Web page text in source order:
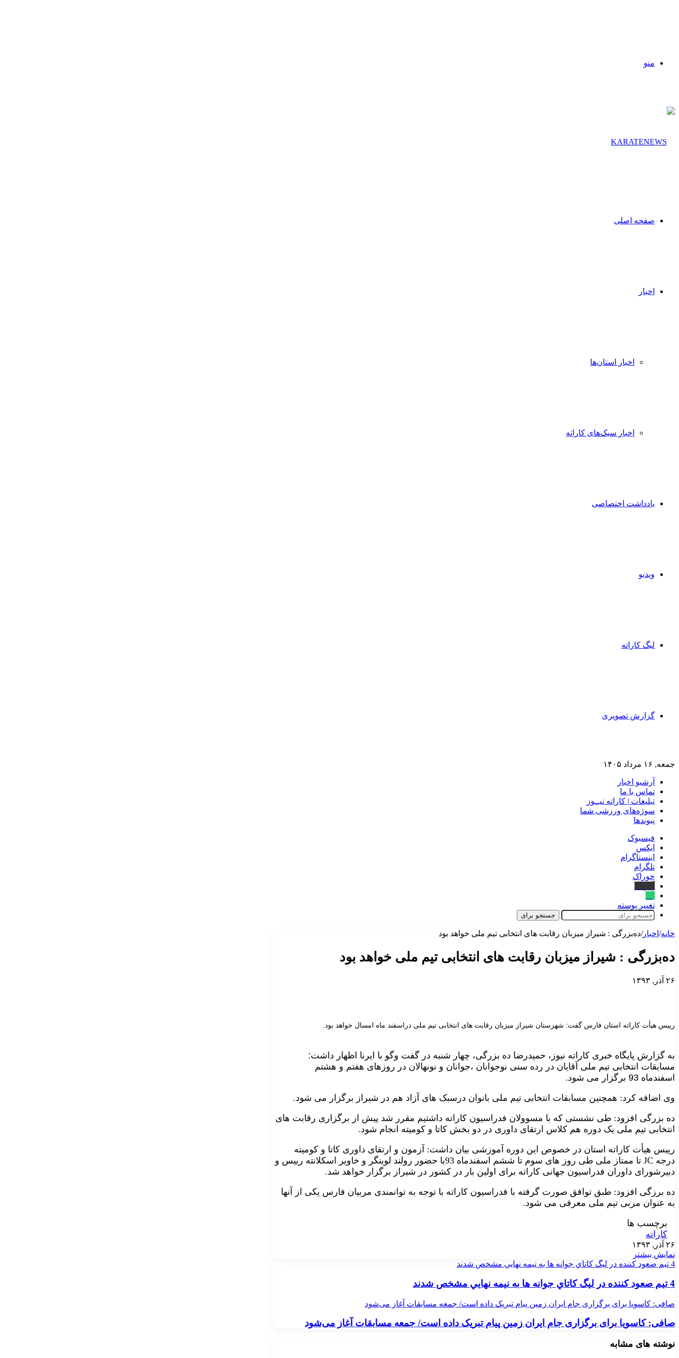
منو
صفحه اصلی
اخبار
اخبار استان‌ها
اخبار سبک‌های کاراته
یادداشت اختصاصی
ویدیو
لیگ کاراته
گزارش تصویری
جمعه, ۱۶ مرداد ۱۴۰۵
آرشیو اخبار
تماس‌ با‌ ما
تبلیغات | کاراته نیــوز
سوژه‌های ورزشی شما
پیوندها
فیسبوک
ایکس
اینستاگرام
تلگرام
خوراک
تغییر پوسته
جستجو برای
خانه/ اخبار/ده‌بزرگی : شیراز میزبان رقابت های انتخابی تیم ملی خواهد بود
ده‌بزرگی : شیراز میزبان رقابت های انتخابی تیم ملی خواهد بود
۲۶ آذر, ۱۳۹۳
رییس هیأت کاراته استان فارس گفت: شهرستان شیراز میزبان رقابت های انتخابی تیم ملی دراسفند ماه امسال خواهد بود.
به گزارش پایگاه خبری کاراته نیوز، حمیدرضا ده بزرگی، چهار شنبه در گفت وگو با ایرنا اظهار داشت:
مسابقات انتخابی تیم ملی آقایان در رده سنی نوجوانان ،جوانان و نونهالان در روزهای هفتم و هشتم
اسفندماه 93 برگزار می شود.
وی اضافه کرد: همچنین مسابقات انتخابی تیم ملی بانوان درسبک های آزاد هم در شیراز برگزار می شود.
ده بزرگی افزود: طی نشستی که با مسوولان فدراسیون کاراته داشتیم مقرر شد پیش از برگزاری رقابت های
انتخابی تیم ملی یک دوره هم کلاس ارتقای داوری در دو بخش کاتا و کومیته انجام شود.
رییس هیأت کاراته استان در خصوص این دوره آموزشی بیان داشت: آزمون و ارتقای داوری کاتا و کومیته
درجه JC
تا ممتاز ملی طی روز های سوم تا ششم اسفندماه 93با حضور رولند لوینگر و خاویر اسکلانته رییس و
دبیرشورای داوران فدراسیون جهانی کاراته برای اولین بار در کشور در شیراز برگزار خواهد شد.
ده برزگی افزود: طبق توافق صورت گرفته با فدراسیون کاراته با توجه به توانمندی مربیان فارس یکی از آنها
به عنوان مربی تیم ملی معرفی می شود.
برچسب ها
کاراته
۲۶ آذر, ۱۳۹۳
نمایش بیشتر
4 تيم صعود كننده در ليگ كاتاي جوانه ها به نيمه نهايي مشخص شدند
4 تيم صعود كننده در ليگ كاتاي جوانه ها به نيمه نهايي مشخص شدند
صافی: کاسویا برای برگزاری جام ایران زمین پیام تبریک داده است/ جمعه مسابقات آغاز می‌شود
صافی: کاسویا برای برگزاری جام ایران زمین پیام تبریک داده است/ جمعه مسابقات آغاز می‌شود
نوشته های مشابه